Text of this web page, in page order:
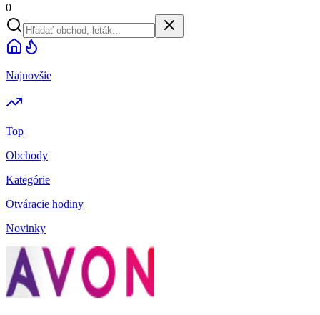
0
Najnovšie
Top
Obchody
Kategórie
Otváracie hodiny
Novinky